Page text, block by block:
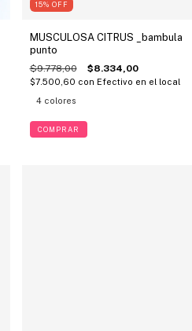
15% OFF
MUSCULOSA CITRUS _bambula
punto
$9.778,00 $8.334,00
$7.500,60 con Efectivo en el local
4 colores
COMPRAR